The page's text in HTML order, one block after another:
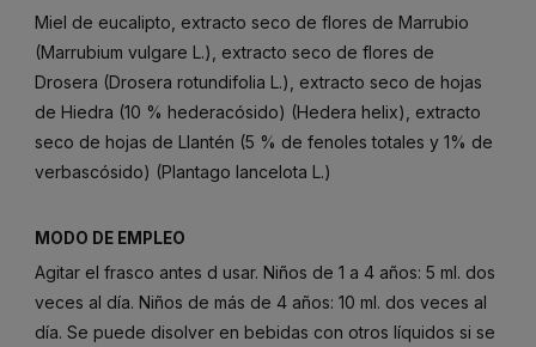
Miel de eucalipto, extracto seco de flores de Marrubio
(Marrubium vulgare L.), extracto seco de flores de
Drosera (Drosera rotundifolia L.), extracto seco de hojas
de Hiedra (10 % hederacósido) (Hedera helix), extracto
seco de hojas de Llantén (5 % de fenoles totales y 1% de
verbascósido) (Plantago Iancelota L.)
MODO DE EMPLEO
Agitar el frasco antes d usar. Niños de 1 a 4 años: 5 ml. dos
veces al día. Niños de más de 4 años: 10 ml. dos veces al
día. Se puede disolver en bebidas con otros líquidos si se